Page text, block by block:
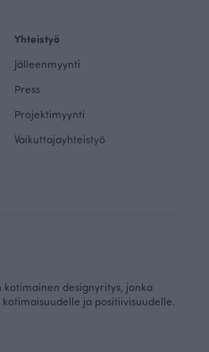
Yhteistyö
Jälleenmyynti
Press
Projektimyynti
Vaikuttajayhteistyö
kotimainen designyritys, jonka
ja positiivisuudelle.